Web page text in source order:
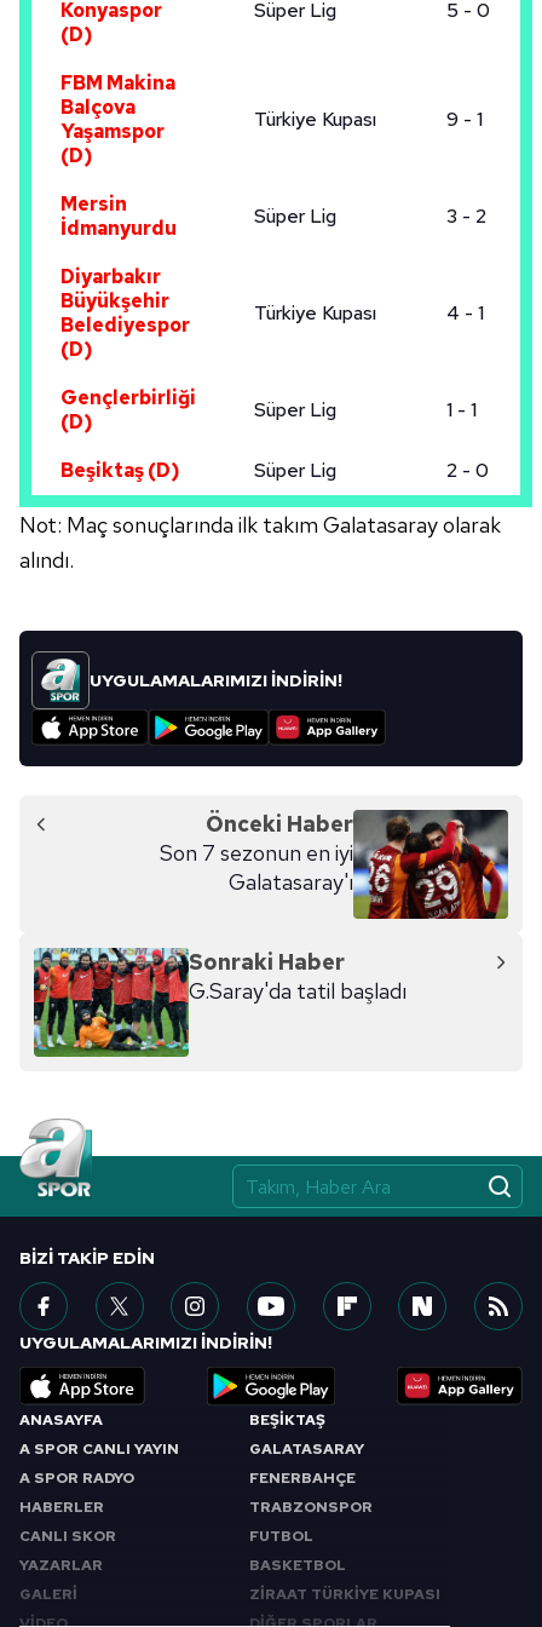
Konyaspor
(D)
Süper Lig 5 - 0
FBM Makina
Balçova
Yaşamspor
(D)
Türkiye Kupası 9 - 1
Mersin
İdmanyurdu
Süper Lig 3 - 2
Diyarbakır
Büyükşehir
Belediyespor
(D)
Türkiye Kupası 4 - 1
Gençlerbirliği
(D)
Süper Lig 1 - 1
Beşiktaş (D) Süper Lig 2 - 0
Not: Maç sonuçlarında ilk takım Galatasaray olarak
alındı.
UYGULAMALARIMIZI İNDİRİN!
Önceki Haber
Son 7 sezonun en iyi
Galatasaray'ı
Sonraki Haber
G.Saray'da tatil başladı
ANASAYFA
A SPOR CANLI YAYIN
A SPOR RADYO
HABERLER
CANLI SKOR
YAZARLAR
GALERİ
BEŞİKTAŞ
GALATASARAY
FENERBAHÇE
TRABZONSPOR
FUTBOL
BASKETBOL
ZİRAAT TÜRKİYE KUPASI
BIZI TAKIP EDIN
UYGULAMALARIMIZI İNDİRİN!